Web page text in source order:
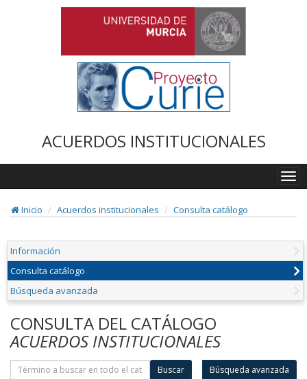
ACUERDOS INSTITUCIONALES
Inicio
Acuerdos institucionales Consulta catálogo
Información
Consulta catálogo
Búsqueda avanzada
CONSULTA DEL CATÁLOGO
ACUERDOS INSTITUCIONALES
Buscar Búsqueda avanzada